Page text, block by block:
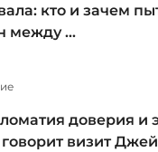
кто и зачем
между ...
доверия и
визит